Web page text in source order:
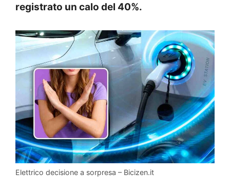
registrato un calo del 40%.
Elettrico decisione a sorpresa – Bicizen.it